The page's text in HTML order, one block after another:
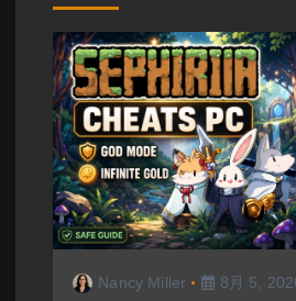
ン
Nancy Miller 8月 5,